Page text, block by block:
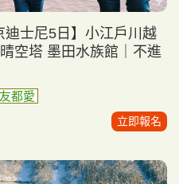
迪士尼5日】小江戶川越
空塔 墨田水族館｜不進
都愛
立即報名